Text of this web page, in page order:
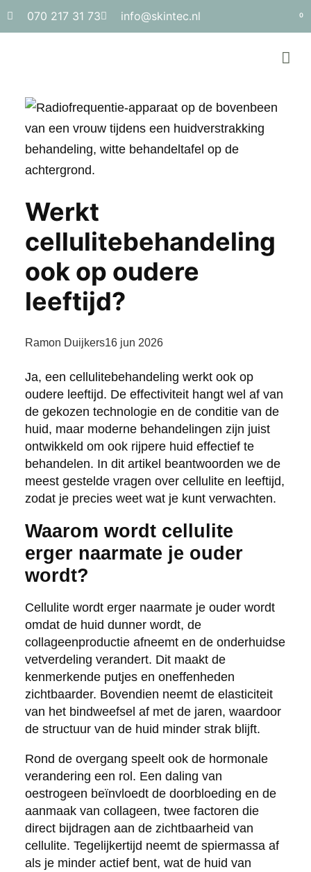
070 217 31 73 info@skintec.nl 0
Werkt
cellulitebehandeling
ook op oudere
leeftijd?
Ramon Duijkers16 jun 2026
Ja, een cellulitebehandeling werkt ook op
oudere leeftijd. De effectiviteit hangt wel af van
de gekozen technologie en de conditie van de
huid, maar moderne behandelingen zijn juist
ontwikkeld om ook rijpere huid effectief te
behandelen. In dit artikel beantwoorden we de
meest gestelde vragen over cellulite en leeftijd,
zodat je precies weet wat je kunt verwachten.
Waarom wordt cellulite
erger naarmate je ouder
wordt?
Cellulite wordt erger naarmate je ouder wordt
omdat de huid dunner wordt, de
collageenproductie afneemt en de onderhuidse
vetverdeling verandert. Dit maakt de
kenmerkende putjes en oneffenheden
zichtbaarder. Bovendien neemt de elasticiteit
van het bindweefsel af met de jaren, waardoor
de structuur van de huid minder strak blijft.
Rond de overgang speelt ook de hormonale
verandering een rol. Een daling van
oestrogeen beïnvloedt de doorbloeding en de
aanmaak van collageen, twee factoren die
direct bijdragen aan de zichtbaarheid van
cellulite. Tegelijkertijd neemt de spiermassa af
als je minder actief bent, wat de huid van